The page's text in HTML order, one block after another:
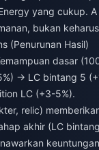
yang cukup.
bukan
(Penurunan Hasil)
dasar
→ LC bintang 5
LC (+3-5%).
relic)
akhir (LC